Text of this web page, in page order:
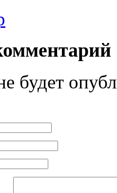
будет